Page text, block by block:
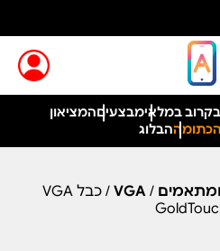
בקרוב במלאימבצעיםהמציאון
הבלוג
/
VGA
/ כבל VGA